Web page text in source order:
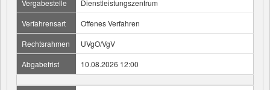
Vergabestelle
Dienstleistungszentrum
Verfahrensart
Offenes Verfahren
Rechtsrahmen
UVgO/VgV
Abgabefrist
10.08.2026 12:00